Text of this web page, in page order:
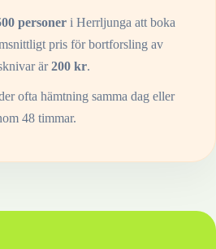
personer i Herrljunga att boka
pris för bortforsling av
är200 kr.
ofta hämtning samma dag eller
48 timmar.